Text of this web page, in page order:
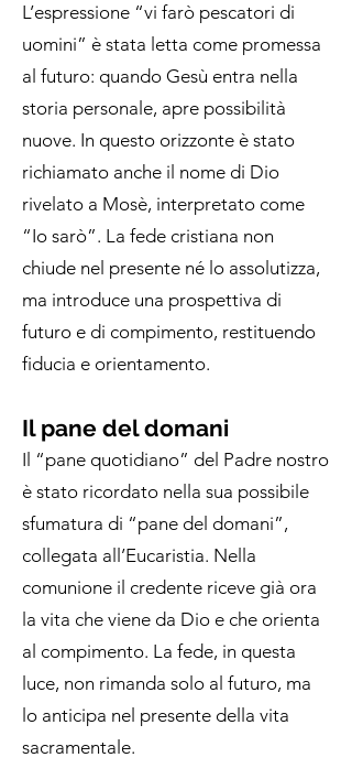
L’espressione “vi farò pescatori di
uomini” è stata letta come promessa
al futuro: quando Gesù entra nella
storia personale, apre possibilità
nuove. In questo orizzonte è stato
richiamato anche il nome di Dio
rivelato a Mosè, interpretato come
“Io sarò”. La fede cristiana non
chiude nel presente né lo assolutizza,
ma introduce una prospettiva di
futuro e di compimento, restituendo
fiducia e orientamento.
Il pane del domani
Il “pane quotidiano” del Padre nostro
è stato ricordato nella sua possibile
sfumatura di “pane del domani”,
collegata all’Eucaristia. Nella
comunione il credente riceve già ora
la vita che viene da Dio e che orienta
al compimento. La fede, in questa
luce, non rimanda solo al futuro, ma
lo anticipa nel presente della vita
sacramentale.